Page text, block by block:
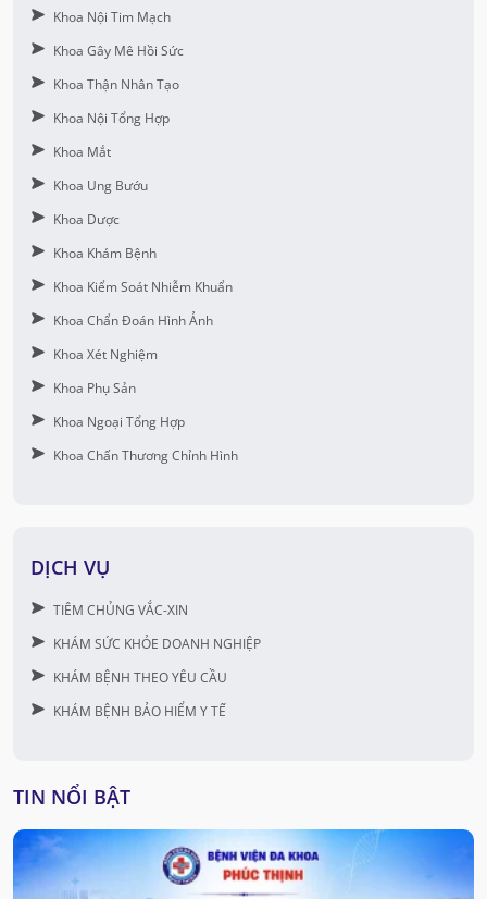
Khoa Nội Tim Mạch
Khoa Gây Mê Hồi Sức
Khoa Thận Nhân Tạo
Khoa Nội Tổng Hợp
Khoa Mắt
Khoa Ung Bướu
Khoa Dược
Khoa Khám Bệnh
Khoa Kiểm Soát Nhiễm Khuẩn
Khoa Chẩn Đoán Hình Ảnh
Khoa Xét Nghiệm
Khoa Phụ Sản
Khoa Ngoại Tổng Hợp
Khoa Chấn Thương Chỉnh Hình
DỊCH VỤ
TIÊM CHỦNG VẮC-XIN
KHÁM SỨC KHỎE DOANH NGHIỆP
KHÁM BỆNH THEO YÊU CẦU
KHÁM BỆNH BẢO HIỂM Y TẾ
TIN NỔI BẬT